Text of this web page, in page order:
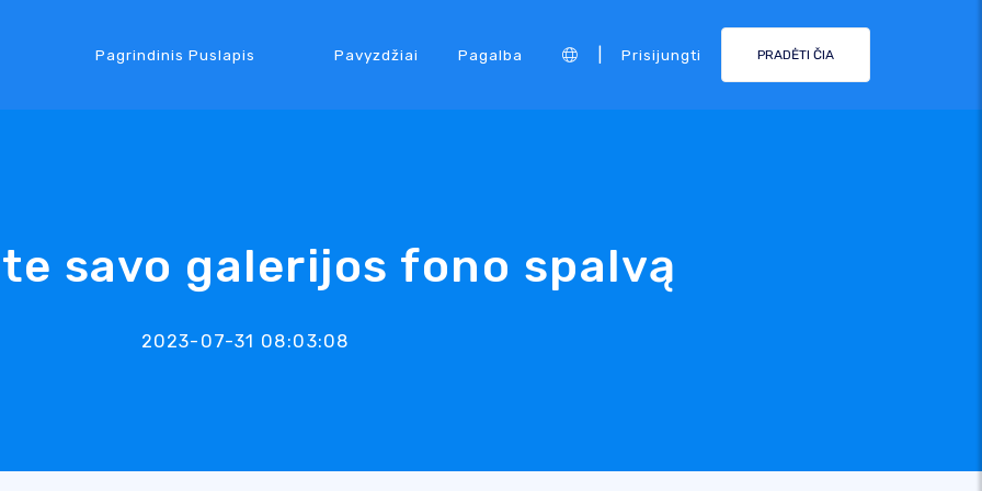
Pagrindinis Puslapis Pavyzdžiai Pagalba Prisijungti PRADĖTI ČIA
savo galerijos fono spalvą
2023-07-31 08:03:08